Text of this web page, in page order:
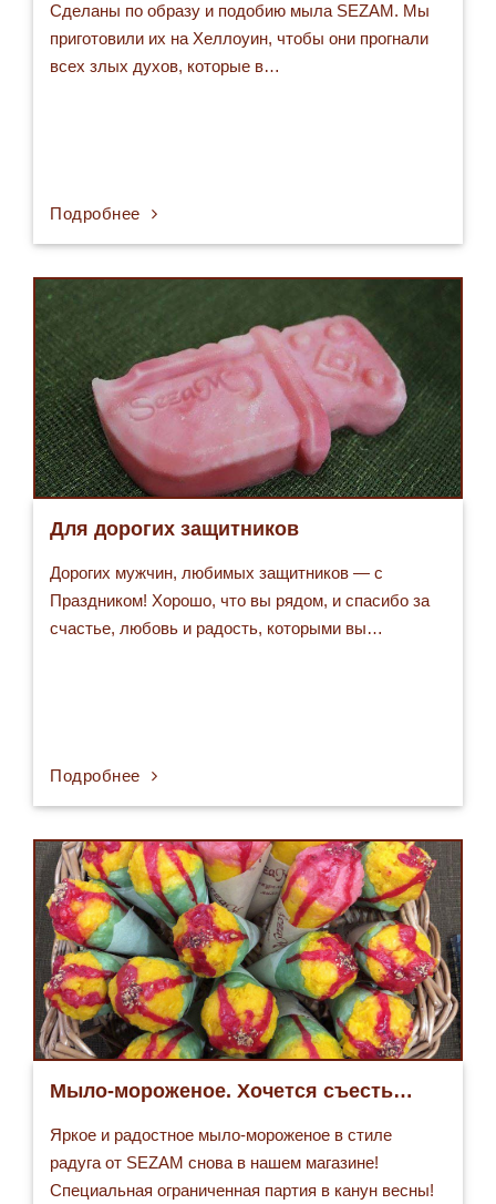
Сделаны по образу и подобию мыла SEZAM. Мы
приготовили их на Хеллоуин, чтобы они прогнали
всех злых духов, которые в…
Подробнее
Для дорогих защитников
Дорогих мужчин, любимых защитников — с
Праздником! Хорошо, что вы рядом, и спасибо за
счастье, любовь и радость, которыми вы…
Подробнее
Мыло-мороженое. Хочется съесть…
Яркое и радостное мыло-мороженое в стиле
радуга от SEZAM снова в нашем магазине!
Специальная ограниченная партия в канун весны!